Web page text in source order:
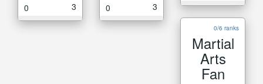
0 3 0 3
0/6 ranks
Martial
Arts
Fan